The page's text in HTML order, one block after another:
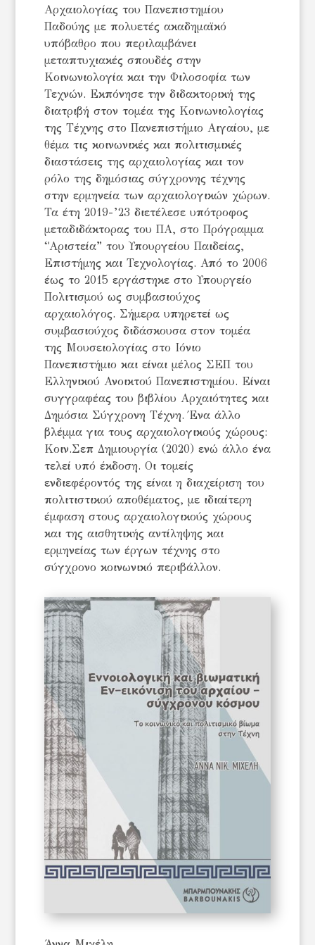
Αρχαιολογίας του Πανεπιστημίου
Παδούης με πολυετές ακαδημαϊκό
υπόβαθρο που περιλαμβάνει
μεταπτυχιακές σπουδές στην
Κοινωνιολογία και την Φιλοσοφία των
Τεχνών. Εκπόνησε την διδακτορική της
διατριβή στον τομέα της Κοινωνιολογίας
της Τέχνης στο Πανεπιστήμιο Αιγαίου, με
θέμα τις κοινωνικές και πολιτισμικές
διαστάσεις της αρχαιολογίας και τον
ρόλο της δημόσιας σύγχρονης τέχνης
στην ερμηνεία των αρχαιολογικών χώρων.
Τα έτη 2019-’23 διετέλεσε υπότροφος
μεταδιδάκτορας του ΠΑ, στο Πρόγραμμα
“Αριστεία” του Υπουργείου Παιδείας,
Επιστήμης και Τεχνολογίας. Από το 2006
έως το 2015 εργάστηκε στο Υπουργείο
Πολιτισμού ως συμβασιούχος
αρχαιολόγος. Σήμερα υπηρετεί ως
συμβασιούχος διδάσκουσα στον τομέα
της Μουσειολογίας στο Ιόνιο
Πανεπιστήμιο και είναι μέλος ΣΕΠ του
Ελληνικού Ανοικτού Πανεπιστημίου. Είναι
συγγραφέας του βιβλίου Αρχαιότητες και
Δημόσια Σύγχρονη Τέχνη. Ένα άλλο
βλέμμα για τους αρχαιολογικούς χώρους:
Κοιν.Σεπ Δημιουργία (2020) ενώ άλλο ένα
τελεί υπό έκδοση. Οι τομείς
ενδιεφέροντός της είναι η διαχείριση του
πολιτιστικού αποθέματος, με ιδιαίτερη
έμφαση στους αρχαιολογικούς χώρους
και της αισθητικής αντίληψης και
ερμηνείας των έργων τέχνης στο
σύγχρονο κοινωνικό περιβάλλον.